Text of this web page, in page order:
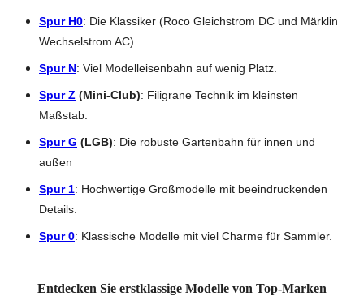
Spur H0: Die Klassiker (Roco Gleichstrom DC und Märklin
Wechselstrom AC).
Spur N: Viel Modelleisenbahn auf wenig Platz.
Spur Z (Mini-Club): Filigrane Technik im kleinsten
Maßstab.
Spur G (LGB): Die robuste Gartenbahn für innen und
außen
Spur 1: Hochwertige Großmodelle mit beeindruckenden
Details.
Spur 0: Klassische Modelle mit viel Charme für Sammler.
Entdecken Sie erstklassige Modelle von Top-Marken